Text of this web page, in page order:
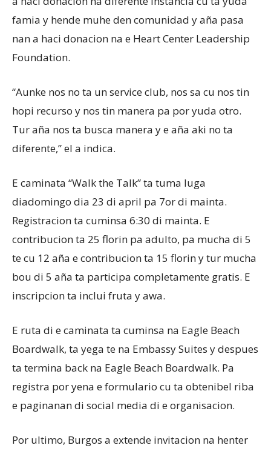
famia y hende muhe den comunidad y aña pasa
nan a haci donacion na e Heart Center Leadership
Foundation.
“Aunke nos no ta un service club, nos sa cu nos tin
hopi recurso y nos tin manera pa por yuda otro.
Tur aña nos ta busca manera y e aña aki no ta
diferente,” el a indica.
E caminata “Walk the Talk” ta tuma luga
diadomingo dia 23 di april pa 7or di mainta.
Registracion ta cuminsa 6:30 di mainta. E
contribucion ta 25 florin pa adulto, pa mucha di 5
te cu 12 aña e contribucion ta 15 florin y tur mucha
bou di 5 aña ta participa completamente gratis. E
inscripcion ta inclui fruta y awa.
E ruta di e caminata ta cuminsa na Eagle Beach
Boardwalk, ta yega te na Embassy Suites y despues
ta termina back na Eagle Beach Boardwalk. Pa
registra por yena e formulario cu ta obtenibel riba
e paginanan di social media di e organisacion.
Por ultimo, Burgos a extende invitacion na henter